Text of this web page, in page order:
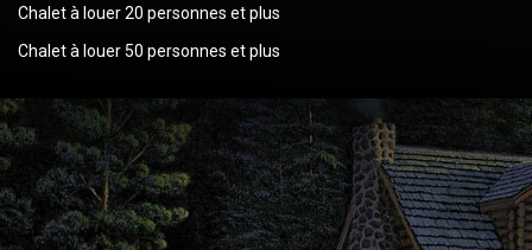
Chalet à louer 20 personnes et plus
Chalet à louer 50 personnes et plus